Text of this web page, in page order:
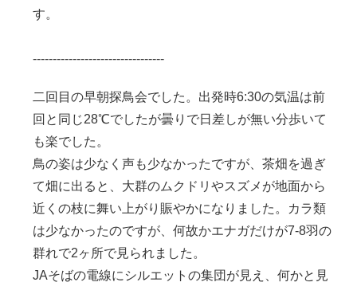
す。
---------------------------------
二回目の早朝探鳥会でした。出発時6:30の気温は前
回と同じ28℃でしたが曇りで日差しが無い分歩いて
も楽でした。
鳥の姿は少なく声も少なかったですが、茶畑を過ぎ
て畑に出ると、大群のムクドリやスズメが地面から
近くの枝に舞い上がり賑やかになりました。カラ類
は少なかったのですが、何故かエナガだけが7-8羽の
群れで2ヶ所で見られました。
JAそばの電線にシルエットの集団が見え、何かと見